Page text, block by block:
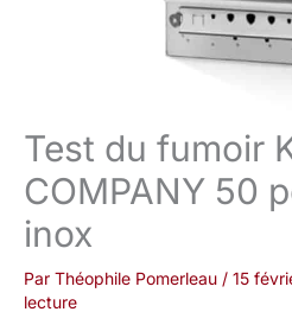
Test du fumoir
COMPANY 50
inox
Par Théophile Pomerleau / 15
lecture